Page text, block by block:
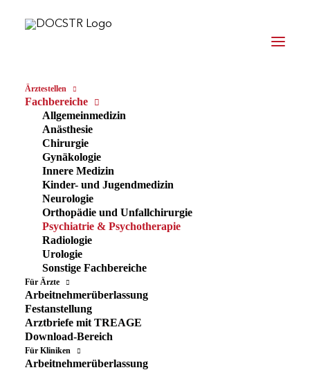
Ärztestellen
Fachbereiche
Allgemeinmedizin
Anästhesie
Chirurgie
Gynäkologie
Innere Medizin
Kinder- und Jugendmedizin
Neurologie
Orthopädie und Unfallchirurgie
Psychiatrie & Psychotherapie
Radiologie
Urologie
Sonstige Fachbereiche
Für Ärzte
Arbeitnehmerüberlassung
Festanstellung
Arztbriefe mit TREAGE
Download-Bereich
Für Kliniken
Arbeitnehmerüberlassung
Stellenangebote in der
Psychiatrie &
Psychotherapie
ENTDECKEN SIE JETZT
VERFÜGBARE STELLEN
Offene Stellen ansehen